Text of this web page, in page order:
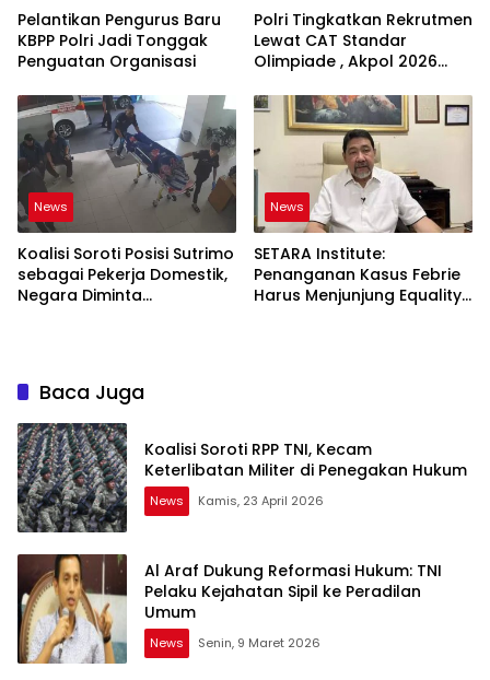
Pelantikan Pengurus Baru
KBPP Polri Jadi Tonggak
Penguatan Organisasi
Polri Tingkatkan Rekrutmen
Lewat CAT Standar
Olimpiade , Akpol 2026
News
Koalisi Soroti Posisi Sutrimo
sebagai Pekerja Domestik,
Negara Diminta
News
SETARA Institute:
Penanganan Kasus Febrie
Harus Menjunjung Equality
Baca Juga
Koalisi Soroti RPP TNI, Kecam
Keterlibatan Militer di Penegakan Hukum
News Kamis, 23 April 2026
Al Araf Dukung Reformasi Hukum: TNI
Pelaku Kejahatan Sipil ke Peradilan
Umum
News Senin, 9 Maret 2026